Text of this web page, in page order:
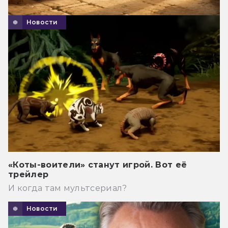
Новости
«Коты-воители» станут игрой. Вот её
трейлер
И когда там мультсериал?
Новости